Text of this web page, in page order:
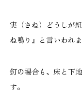
実（さね）どうしが
ね鳴り』と言いわれま
釘の場合も、床と下
す。